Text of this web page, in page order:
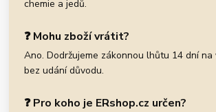
chemie a jedů.
❓ Mohu zboží vrátit?
Ano. Dodržujeme zákonnou lhůtu 14 dní na
bez udání důvodu.
❓ Pro koho je ERshop.cz určen?